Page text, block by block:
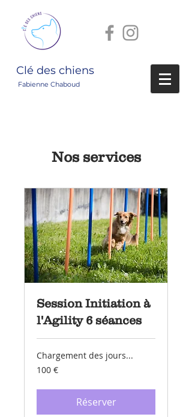
Clé des chiens
Fabienne Chaboud
Nos services
Session Initiation à
l'Agility 6 séances
Chargement des jours...
100
euros
100 €
Réserver